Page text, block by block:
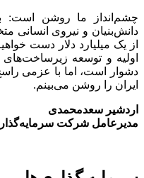
چشم‌انداز ما روشن است:
از یک میلیارد دلار دست
اولیه و توسعه
دشوار است، اما با عزمی
ایران را روشن می‌بینم.
اردشیر سعدمحمدی
مدیرعامل شرکت